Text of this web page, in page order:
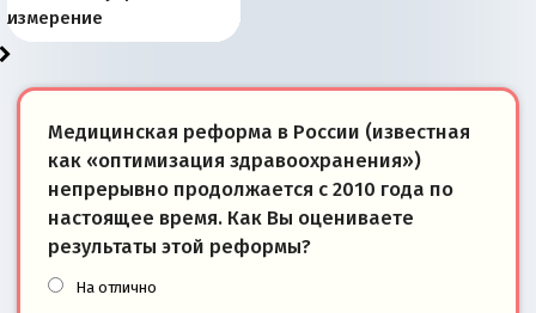
«переобувании» хозяев
суверенной экономике
Анкориджа
внутренней политике
отношениям с Россией?
Южной Осетии
измерение
Медицинская реформа в России (известная
как «оптимизация здравоохранения»)
непрерывно продолжается с 2010 года по
настоящее время. Как Вы оцениваете
результаты этой реформы?
На отлично